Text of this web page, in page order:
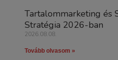
Tartalommarketing és
Stratégia 2026-ban
2026.08.08.
Tovább olvasom »